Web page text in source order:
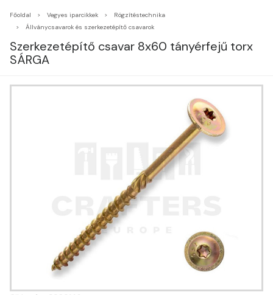
Főoldal Vegyes iparcikkek
Rögzítéstechnika
Állványcsavarok és szerkezetépítő csavarok
Szerkezetépítő csavar 8x60 tányérfejű torx
SÁRGA